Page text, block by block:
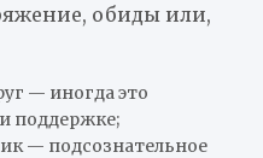
обиды или,
— иногда это
поддержке;
— подсознательное